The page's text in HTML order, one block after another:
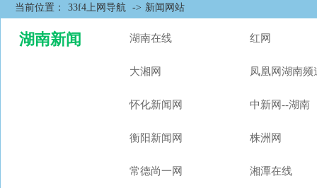
当前位置： 33f4上网导航 -> 新闻网站
湖南新闻 湖南在线 红网
大湘网 凤凰网湖南频
怀化新闻网 中新网--湖南
衡阳新闻网 株洲网
常德尚一网 湘潭在线